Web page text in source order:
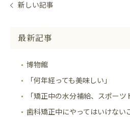
新しい記事
最新記事
博物館
「何年経っても美味しい」
「矯正中の水分補給、スポーツ
歯科矯正中にやってはいけない